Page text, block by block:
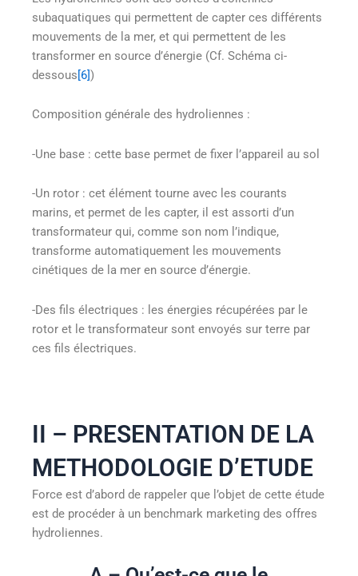
subaquatiques qui permettent de capter ces différents
mouvements de la mer, et qui permettent de les
transformer en source d’énergie (Cf. Schéma ci-
dessous[6])
Composition générale des hydroliennes :
-Une base : cette base permet de fixer l’appareil au sol
-Un rotor : cet élément tourne avec les courants
marins, et permet de les capter, il est assorti d’un
transformateur qui, comme son nom l’indique,
transforme automatiquement les mouvements
cinétiques de la mer en source d’énergie.
-Des fils électriques : les énergies récupérées par le
rotor et le transformateur sont envoyés sur terre par
ces fils électriques.
II – PRESENTATION DE LA
METHODOLOGIE D’ETUDE
Force est d’abord de rappeler que l’objet de cette étude
est de procéder à un benchmark marketing des offres
hydroliennes.